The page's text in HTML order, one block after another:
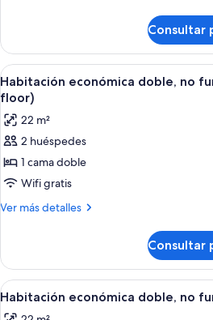
Building,
7-
15F)
económica
doble,
no
fumadores
Building,
7-
Consultar
Abrir
todas
las
fotos
de
Habitación
económica
doble,
(Mid
century
floor)
Una
7
Habitación económica doble, no
floor)
22 m²
2 huéspedes
1 cama doble
Wifi gratis
Ver más detalles
Más
económica
doble,
no
Consultar
Abrir
todas
5
Habitación económica doble, no